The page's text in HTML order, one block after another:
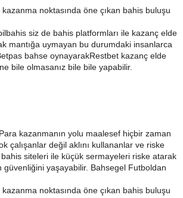
noktasında öne çıkan bahis buluşu
siz de bahis platformları ile kazanç elde
mantığa uymayan bu durumdaki insanlarca
bahse oynayarakRestbet kazanç elde
bile olmasanız bile bile yapabilir.
kazanmanın yolu maalesef hiçbir zaman
çalışanlar değil aklını kullananlar ve riske
siteleri ile küçük sermayeleri riske atarak
yaşayabilir. Bahsegel Futboldan
noktasında öne çıkan bahis buluşu